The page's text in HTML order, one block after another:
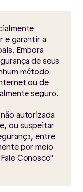
e garantir a
Embora
de seus
método
ou de
seguro.
autorizada
ou suspeitar
entre
por meio
Conosco"